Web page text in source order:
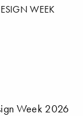
WEEK
Week 2026